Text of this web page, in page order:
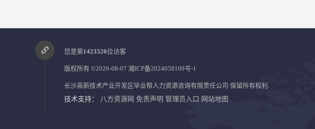
中专毕业有没有档案？中专档案应该如何管理？
您是第1423326位访客
版权所有 ©2026-08-07 湘ICP备2024058109号-1
长沙高新技术产业开发区毕业帮人力资源咨询有限责任公司 保留所有权利.
技术支持： 八方资源网 免责声明 管理员入口 网站地图